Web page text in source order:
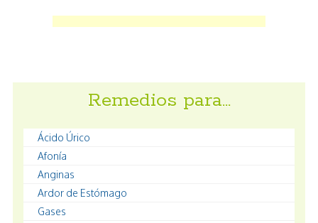
Remedios para…
Ácido Úrico
Afonía
Anginas
Ardor de Estómago
Gases